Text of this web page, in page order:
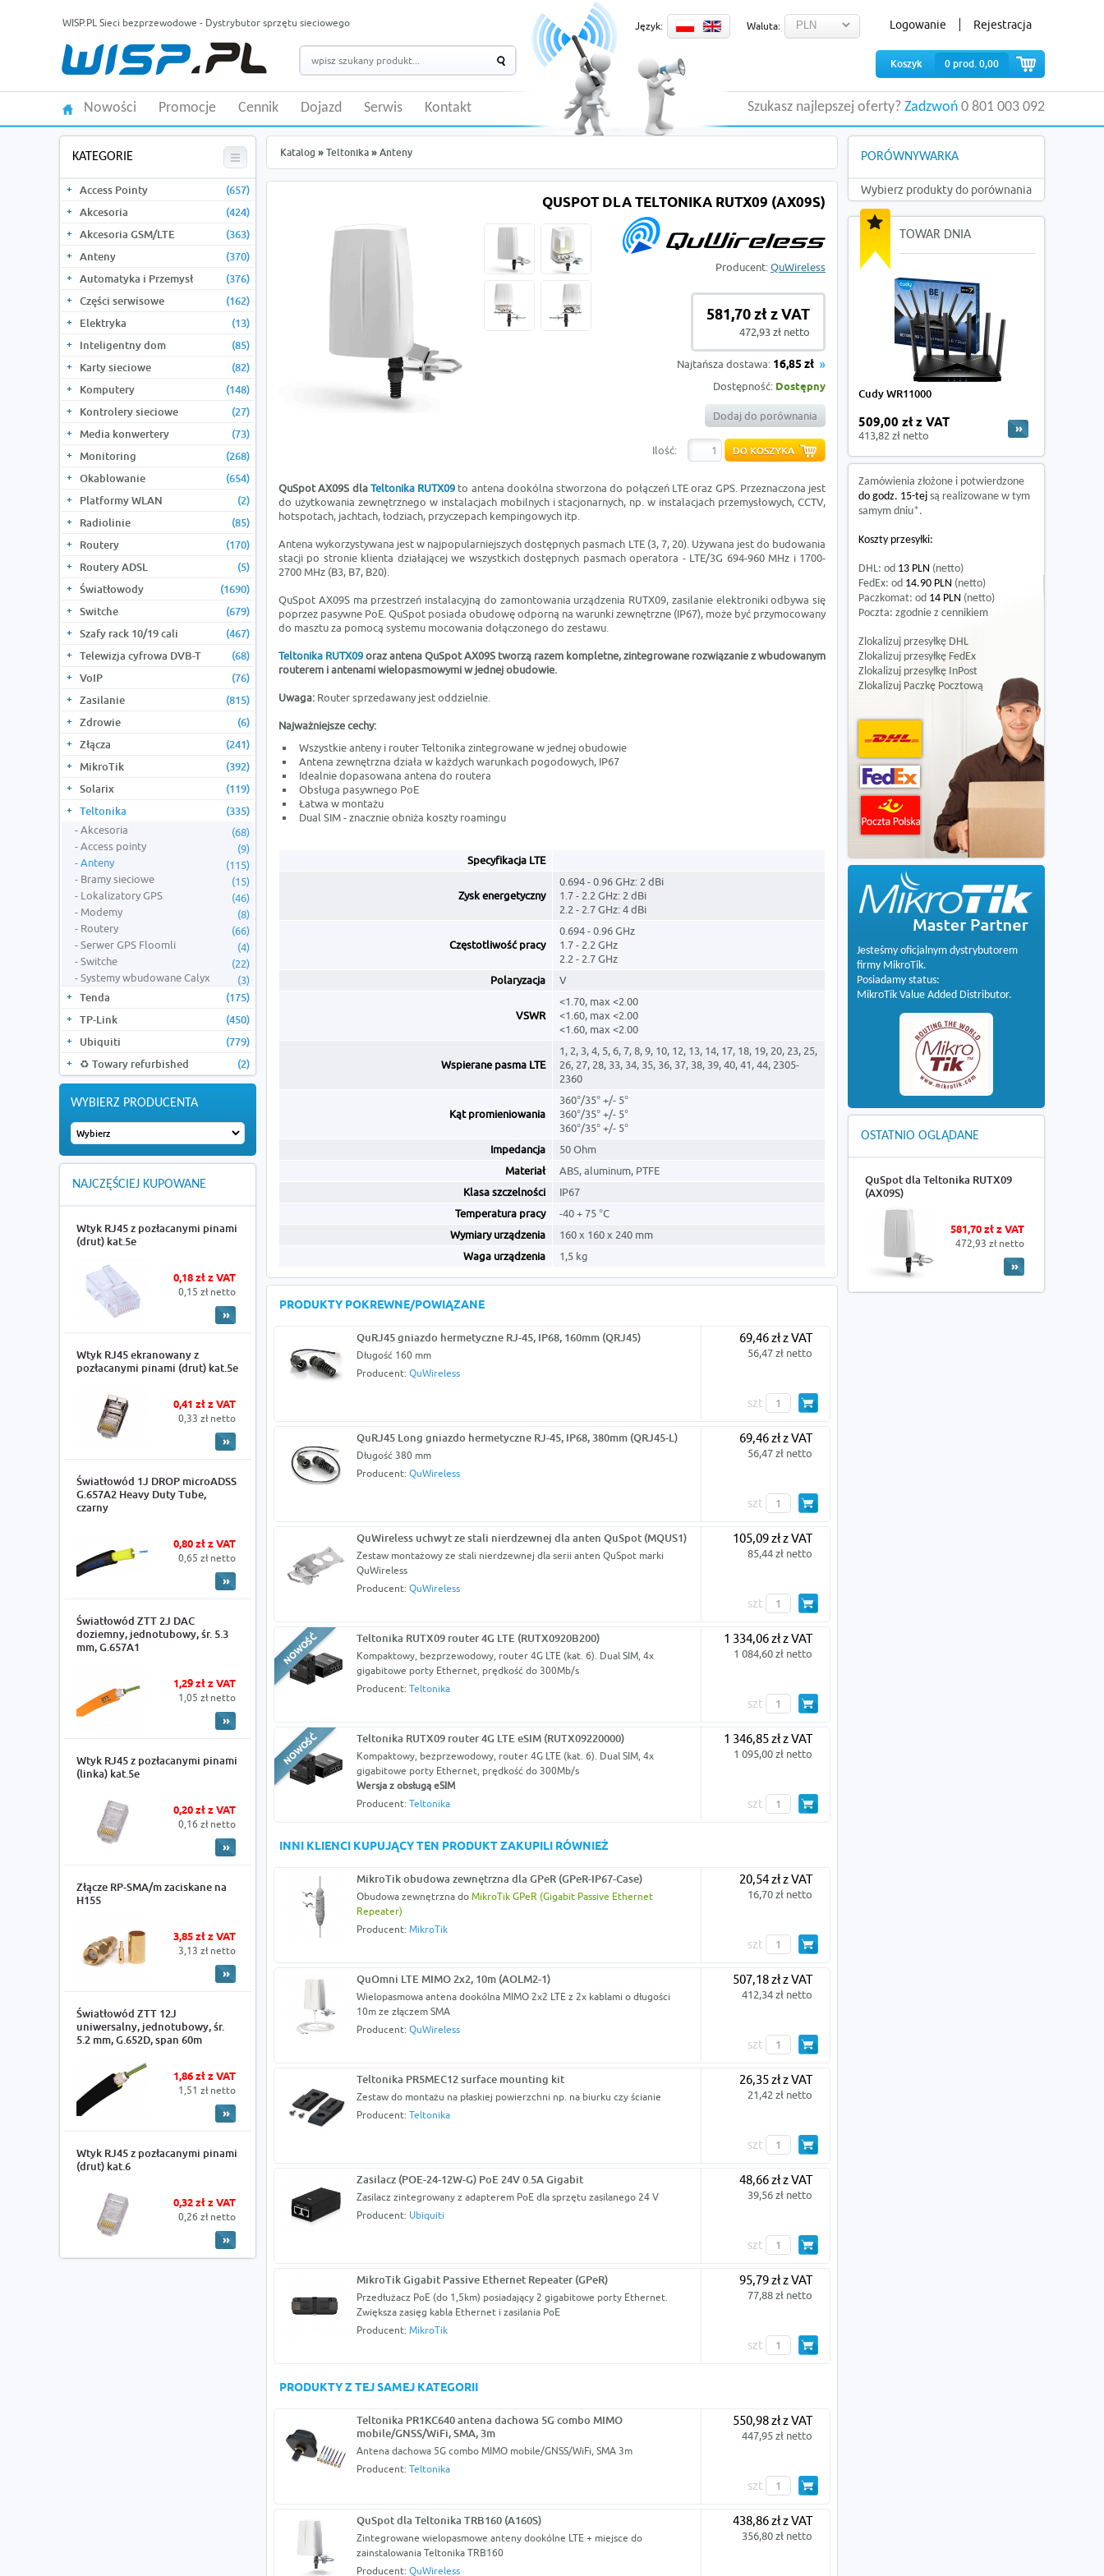
WISP.PL Sieci bezprzewodowe - Dystrybutor sprzętu sieciowego Język: Waluta: Logowanie Rejestracja
Koszyk 0 prod. 0,00
Szukasz najlepszej oferty? Zadzwoń 0 801 003 092
Nowości Promocje Cennik Dojazd Serwis Kontakt
KATEGORIE
Access Pointy
(657)
Akcesoria
(424)
Akcesoria GSM/LTE
(363)
Anteny
(370)
Automatyka i Przemysł
(376)
Części serwisowe
(162)
Elektryka
(13)
Inteligentny dom
(85)
Karty sieciowe
(82)
Komputery
(148)
Kontrolery sieciowe
(27)
Media konwertery
(73)
Monitoring
(268)
Okablowanie
(654)
Platformy WLAN
(2)
Radiolinie
(85)
Routery
(170)
Routery ADSL
(5)
Światłowody
(1690)
Switche
(679)
Szafy rack 10/19 cali
(467)
Telewizja cyfrowa DVB-T
(68)
VoIP
(76)
Zasilanie
(815)
Zdrowie
(6)
Złącza
(241)
MikroTik
(392)
Solarix
(119)
Teltonika
(335)
Akcesoria
(68)
Access pointy
(9)
Anteny
(115)
Bramy sieciowe
(15)
Lokalizatory GPS
(46)
Modemy
(8)
Routery
(66)
Serwer GPS Floomli
(4)
Switche
(22)
Systemy wbudowane Calyx
(3)
Tenda
(175)
TP-Link
(450)
Ubiquiti
(779)
♻️ Towary refurbished
(2)
WYBIERZ PRODUCENTA
NAJCZĘŚCIEJ KUPOWANE
Wtyk RJ45 z pozłacanymi pinami
(drut) kat.5e
0,18 zł z VAT
0,15 zł netto
Wtyk RJ45 ekranowany z
pozłacanymi pinami (drut) kat.5e
0,41 zł z VAT
0,33 zł netto
Światłowód 1J DROP microADSS
G.657A2 Heavy Duty Tube,
czarny
0,80 zł z VAT
0,65 zł netto
Światłowód ZTT 2J DAC
doziemny, jednotubowy, śr. 5.3
mm, G.657A1
1,29 zł z VAT
1,05 zł netto
Wtyk RJ45 z pozłacanymi pinami
(linka) kat.5e
0,20 zł z VAT
0,16 zł netto
Złącze RP-SMA/m zaciskane na
H155
3,85 zł z VAT
3,13 zł netto
Światłowód ZTT 12J
uniwersalny, jednotubowy, śr.
5.2 mm, G.652D, span 60m
1,86 zł z VAT
1,51 zł netto
Wtyk RJ45 z pozłacanymi pinami
(drut) kat.6
0,32 zł z VAT
0,26 zł netto
Katalog » Teltonika » Anteny
QUSPOT DLA TELTONIKA RUTX09 (AX09S)
Producent:QuWireless
581,70 zł z VAT
472,93 zł netto
Najtańsza dostawa: 16,85 zł
Dostępność: Dostępny
Dodaj do porównania
Ilość:
QuSpotAX09S dlaTeltonika RUTX09 to antena dookólna stworzona do połączeń LTE oraz GPS. Przeznaczona jest
do użytkowania zewnętrznego w instalacjach mobilnych i stacjonarnych, np. w instalacjach przemysłowych, CCTV,
hotspotach, jachtach, łodziach, przyczepach kempingowych itp.
Antena wykorzystywana jest w najpopularniejszych dostępnych pasmach LTE (3, 7, 20). Używana jest do budowania
stacji po stronie klienta działającej we wszystkich dostępnych pasmach operatora - LTE/3G 694-960 MHz i 1700-
2700 MHz (B3, B7, B20).
QuSpot AX09S ma przestrzeń instalacyjną do zamontowania urządzenia RUTX09, zasilanie elektroniki odbywa się
poprzez pasywne PoE. QuSpot posiada obudowę odporną na warunki zewnętrzne (IP67), może być przymocowany
do masztu za pomocą systemu mocowania dołączonego do zestawu.
Teltonika RUTX09oraz antena QuSpotAX09S tworzą razem kompletne, zintegrowane rozwiązanie z wbudowanym
routerem i antenami wielopasmowymi w jednej obudowie.
Uwaga: Router sprzedawany jest oddzielnie.
Najważniejsze cechy:
Wszystkie anteny i router Teltonika zintegrowane w jednej obudowie
Antena zewnętrzna działa w każdych warunkach pogodowych, IP67
Idealnie dopasowana antena do routera
Obsługa pasywnego PoE
Łatwa w montażu
Dual SIM - znacznie obniża koszty roamingu
Specyfikacja LTE
Zysk energetyczny
0.694 - 0.96 GHz: 2 dBi
1.7 - 2.2 GHz: 2 dBi
2.2 - 2.7 GHz: 4 dBi
Częstotliwość pracy
0.694 - 0.96 GHz
1.7 - 2.2 GHz
2.2 - 2.7 GHz
Polaryzacja
V
VSWR
<1.70, max <2.00
<1.60, max <2.00
<1.60, max <2.00
Wspierane pasma LTE
1, 2, 3, 4, 5, 6, 7, 8, 9, 10, 12, 13, 14, 17, 18, 19, 20, 23, 25,
26, 27, 28, 33, 34, 35, 36, 37, 38, 39, 40, 41, 44, 2305-
2360
Kąt promieniowania
360°/35° +/- 5°
360°/35° +/- 5°
360°/35° +/- 5°
Impedancja
50 Ohm
Materiał
ABS, aluminum, PTFE
Klasa szczelności
IP67
Temperatura pracy
-40 + 75 °C
Wymiary urządzenia
160 x 160 x 240 mm
Waga urządzenia
1,5 kg
PRODUKTY POKREWNE/POWIĄZANE
QuRJ45 gniazdo hermetyczne RJ-45, IP68, 160mm (QRJ45)
Długość 160 mm
Producent: QuWireless
69,46 zł z VAT
56,47 zł netto
szt
QuRJ45 Long gniazdo hermetyczne RJ-45, IP68, 380mm (QRJ45-L)
Długość 380 mm
Producent: QuWireless
69,46 zł z VAT
56,47 zł netto
szt
QuWireless uchwyt ze stali nierdzewnej dla anten QuSpot (MQUS1)
Zestaw montażowy ze stali nierdzewnej dla serii anten QuSpot marki
QuWireless
Producent: QuWireless
105,09 zł z VAT
85,44 zł netto
szt
Teltonika RUTX09 router 4G LTE (RUTX0920B200)
Kompaktowy, bezprzewodowy, router 4G LTE (kat. 6). Dual SIM, 4x
gigabitowe porty Ethernet, prędkość do 300Mb/s
Producent: Teltonika
1 334,06 zł z VAT
1 084,60 zł netto
szt
Teltonika RUTX09 router 4G LTE eSIM (RUTX09220000)
Kompaktowy, bezprzewodowy, router 4G LTE (kat. 6). Dual SIM, 4x
gigabitowe porty Ethernet, prędkość do 300Mb/s
Wersja z obsługą eSIM
Producent: Teltonika
1 346,85 zł z VAT
1 095,00 zł netto
szt
INNI KLIENCI KUPUJĄCY TEN PRODUKT ZAKUPILI RÓWNIEŻ
MikroTik obudowa zewnętrzna dla GPeR (GPeR-IP67-Case)
Obudowa zewnętrzna do MikroTik GPeR (Gigabit Passive Ethernet
Repeater)
Producent: MikroTik
20,54 zł z VAT
16,70 zł netto
szt
QuOmni LTE MIMO 2x2, 10m (AOLM2-1)
Wielopasmowa antena dookólna MIMO 2x2 LTE z 2x kablami o długości
10m ze złączem SMA
Producent: QuWireless
507,18 zł z VAT
412,34 zł netto
szt
Teltonika PR5MEC12 surface mounting kit
Zestaw do montażu na płaskiej powierzchni np. na biurku czy ścianie
Producent: Teltonika
26,35 zł z VAT
21,42 zł netto
szt
Zasilacz (POE-24-12W-G) PoE 24V 0.5A Gigabit
Zasilacz zintegrowany z adapterem PoE dla sprzętu zasilanego 24 V
Producent: Ubiquiti
48,66 zł z VAT
39,56 zł netto
szt
MikroTik Gigabit Passive Ethernet Repeater (GPeR)
Przedłużacz PoE (do 1,5km) posiadający 2 gigabitowe porty Ethernet.
Zwiększa zasięg kabla Ethernet i zasilania PoE
Producent: MikroTik
95,79 zł z VAT
77,88 zł netto
szt
PRODUKTY Z TEJ SAMEJ KATEGORII
Teltonika PR1KC640 antena dachowa 5G combo MIMO
mobile/GNSS/WiFi, SMA, 3m
Antena dachowa 5G combo MIMO mobile/GNSS/WiFi, SMA 3m
Producent: Teltonika
550,98 zł z VAT
447,95 zł netto
szt
QuSpot dla Teltonika TRB160 (A160S)
Zintegrowane wielopasmowe anteny dookólne LTE + miejsce do
zainstalowania Teltonika TRB160
Producent: QuWireless
438,86 zł z VAT
356,80 zł netto
PORÓWNYWARKA
Wybierz produkty do porównania
TOWAR DNIA
Cudy WR11000
509,00 zł z VAT
413,82 zł netto
Zamówienia złożone i potwierdzone
do godz. 15-tej są realizowane w tym
samym dniu*.
Koszty przesyłki:
DHL: od 13 PLN (netto)
FedEx: od 14.90 PLN (netto)
Paczkomat: od 14 PLN (netto)
Poczta: zgodnie z cennikiem
Zlokalizuj przesyłkę DHL
Zlokalizuj przesyłkę FedEx
Zlokalizuj przesyłkę InPost
Zlokalizuj Paczkę Pocztową
Jesteśmy oficjalnym dystrybutorem
firmy MikroTik.
Posiadamy status:
MikroTik Value Added Distributor.
OSTATNIO OGLĄDANE
QuSpot dla Teltonika RUTX09
(AX09S)
581,70 zł z VAT
472,93 zł netto